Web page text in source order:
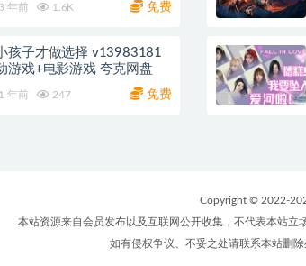
年前 1.6K 免费
才做选择 v13983181
游戏+电影游戏 夸克网盘
年前 247 免费
Copyright © 2022-
本站资源来自会员发布以及互联网公开收集，不代表本站立
如有侵权争议、不妥之处请联系本站删